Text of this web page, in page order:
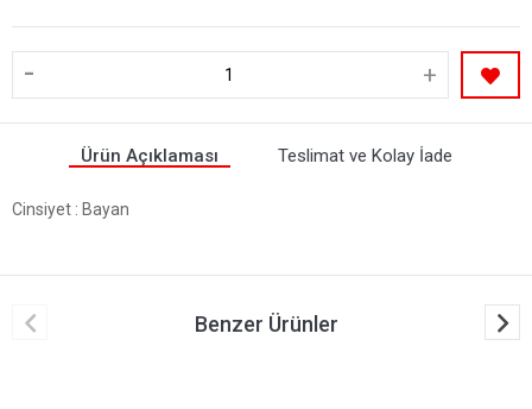
- +
Ürün Açıklaması Teslimat ve Kolay İade
Cinsiyet : Bayan
Benzer Ürünler